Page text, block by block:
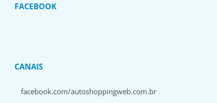
FACEBOOK
CANAIS
facebook.com/autoshoppingweb.com.br